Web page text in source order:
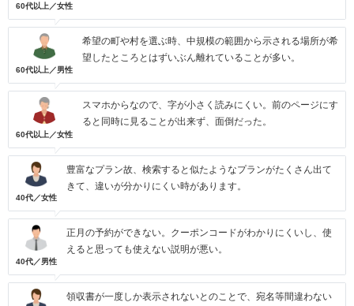
60代以上／女性
60代以上／男性
希望の町や村を選ぶ時、中規模の範囲から示される場所が希
望したところとはずいぶん離れていることが多い。
60代以上／女性
スマホからなので、字が小さく読みにくい。前のページにす
ると同時に見ることが出来ず、面倒だった。
40代／女性
豊富なプラン故、検索すると似たようなプランがたくさん出て
きて、違いが分かりにくい時があります。
40代／男性
正月の予約ができない。クーポンコードがわかりにくいし、使
えると思っても使えない説明が悪い。
領収書が一度しか表示されないとのことで、宛名等間違わない